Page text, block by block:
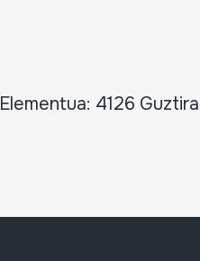
Elementua: 4126